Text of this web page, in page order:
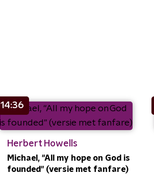
14:36
Herbert Howells
Michael, "All my hope on God is
founded" (versie met fanfare)